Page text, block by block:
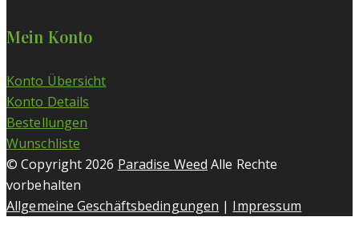
Mein Konto
Konto Übersicht
Konto Details
Bestellungen
Wunschliste
© Copyright 2026 Paradise Weed Alle Rechte
vorbehalten
Allgemeine Geschäftsbedingungen | Impressum